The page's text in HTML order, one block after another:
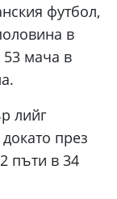
футбол,
в
53 мача в
лийг
през
пъти в 34